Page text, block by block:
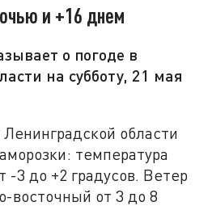
и +16 днем
о погоде в
на субботу, 21 мая
области
температура
-3 до +2 градусов. Ветер
восточный от 3 до 8